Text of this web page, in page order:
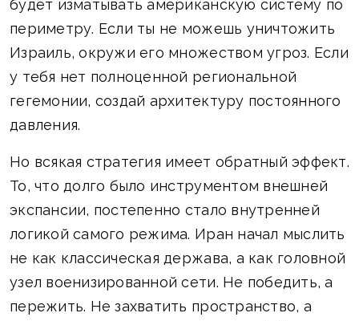
будет изматывать американскую систему по
периметру. Если ты не можешь уничтожить
Израиль, окружи его множеством угроз. Если
у тебя нет полноценной региональной
гегемонии, создай архитектуру постоянного
давления.
Но всякая стратегия имеет обратный эффект.
То, что долго было инструментом внешней
экспансии, постепенно стало внутренней
логикой самого режима. Иран начал мыслить
не как классическая держава, а как головной
узел военизированной сети. Не победить, а
пережить. Не захватить пространство, а